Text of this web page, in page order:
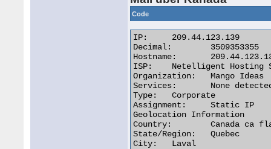
Code
IP:	209.44.123.139
Decimal:	3509353355
Hostname:	209.44.123.139
ISP:	Netelligent Hosting Services
Organization:	Mango Ideas
Services:	None detected
Type:	Corporate
Assignment:	Static IP
Geolocation Information
Country:	Canada ca flag
State/Region:	Quebec
City:	Laval